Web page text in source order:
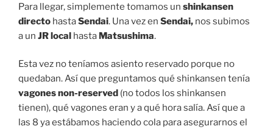
Para llegar, simplemente tomamos un shinkansen
directo hastaSendai. Una vez en Sendai, nos subimos
a un JR local hasta Matsushima.
Esta vez no teníamos asiento reservado porque no
quedaban. Así que preguntamos qué shinkansen tenía
vagones non-reserved (no todos los shinkansen
tienen), qué vagones eran y a qué hora salía. Así que a
las 8 ya estábamos haciendo cola para asegurarnos el